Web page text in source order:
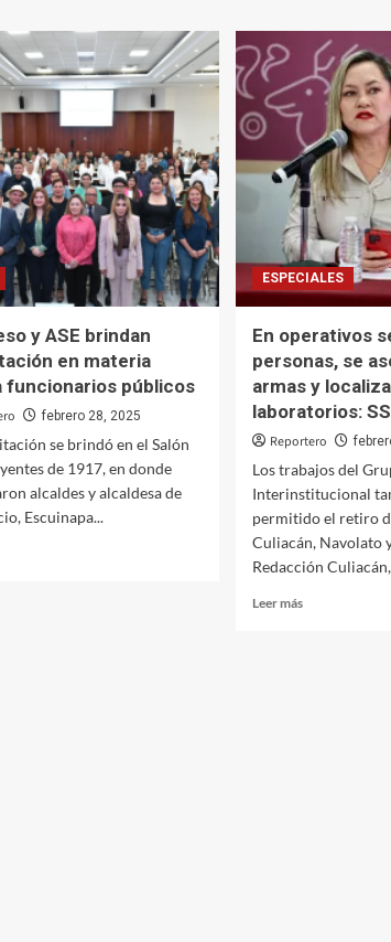
Asuntos
Agropecuarios
del
Congreso
del
Estado
revisa
iniciativas
pendientes
y
situación
hídrica
y ASE brindan
en materia
funcionarios públicos
febrero 28, 2025
se brindó en el Salón
de 1917, en donde
alcaldes y alcaldesa de
Escuinapa...
ESPECIALES
En operativos
personas, se
armas y
laboratorios:
Reportero
Los trabajos del
Interinstitucional
permitido el retiro
Culiacán, Navolato
Redacción
Leer másLeer